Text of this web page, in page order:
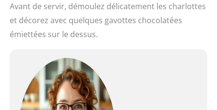
Avant de servir, démoulez délicatement les charlottes
et décorez avec quelques gavottes chocolatées
émiettées sur le dessus.